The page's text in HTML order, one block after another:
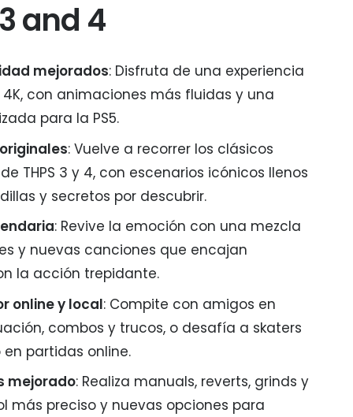
and 4
mejorados: Disfruta de una experiencia
con animaciones más fluidas y una
para la PS5.
: Vuelve a recorrer los clásicos
THPS 3 y 4, con escenarios icónicos llenos
y secretos por descubrir.
: Revive la emoción con una mezcla
y nuevas canciones que encajan
la acción trepidante.
online y local: Compite con amigos en
combos y trucos, o desafía a skaters
partidas online.
mejorado: Realiza manuals, reverts, grinds y
más preciso y nuevas opciones para